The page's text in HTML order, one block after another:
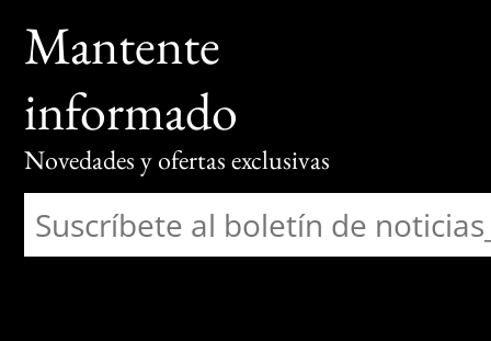
Mantente
informado
Novedades y ofertas exclusivas